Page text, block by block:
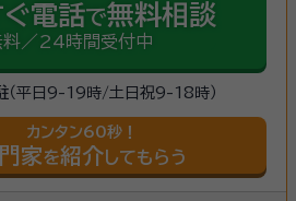
電話で無料相談
料／24時間受付中
（平日9-19時/土日祝9-18時）
カンタン60秒！
家を紹介 してもらう